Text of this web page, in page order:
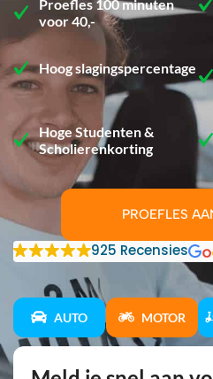
Proefles 100 minuten
voor 40,-
Hoog slagingspercentage
Hoge Studenten &
Scholierenkorting
PROEFLES
925 Recensies
AUTO MOTOR